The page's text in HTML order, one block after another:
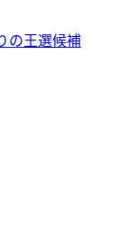
の王選候補